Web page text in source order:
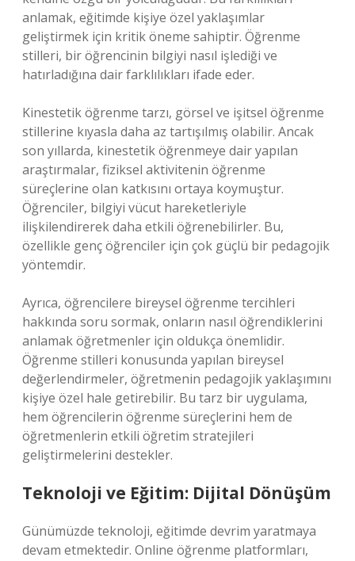
anlamak, eğitimde kişiye özel yaklaşımlar
geliştirmek için kritik öneme sahiptir. Öğrenme
stilleri, bir öğrencinin bilgiyi nasıl işlediği ve
hatırladığına dair farklılıkları ifade eder.
Kinestetik öğrenme tarzı, görsel ve işitsel öğrenme
stillerine kıyasla daha az tartışılmış olabilir. Ancak
son yıllarda, kinestetik öğrenmeye dair yapılan
araştırmalar, fiziksel aktivitenin öğrenme
süreçlerine olan katkısını ortaya koymuştur.
Öğrenciler, bilgiyi vücut hareketleriyle
ilişkilendirerek daha etkili öğrenebilirler. Bu,
özellikle genç öğrenciler için çok güçlü bir pedagojik
yöntemdir.
Ayrıca, öğrencilere bireysel öğrenme tercihleri
hakkında soru sormak, onların nasıl öğrendiklerini
anlamak öğretmenler için oldukça önemlidir.
Öğrenme stilleri konusunda yapılan bireysel
değerlendirmeler, öğretmenin pedagojik yaklaşımını
kişiye özel hale getirebilir. Bu tarz bir uygulama,
hem öğrencilerin öğrenme süreçlerini hem de
öğretmenlerin etkili öğretim stratejileri
geliştirmelerini destekler.
Teknoloji ve Eğitim: Dijital Dönüşüm
Günümüzde teknoloji, eğitimde devrim yaratmaya
devam etmektedir. Online öğrenme platformları,